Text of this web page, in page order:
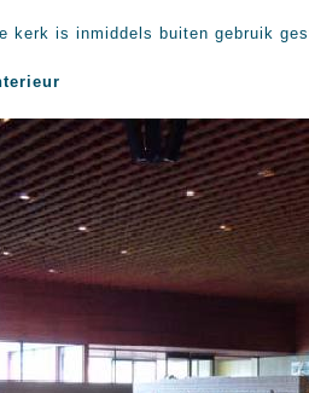
kerk is inmiddels buiten gebruik